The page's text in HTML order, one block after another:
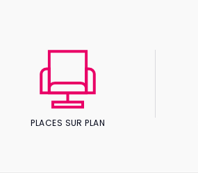
PLACES SUR PLAN